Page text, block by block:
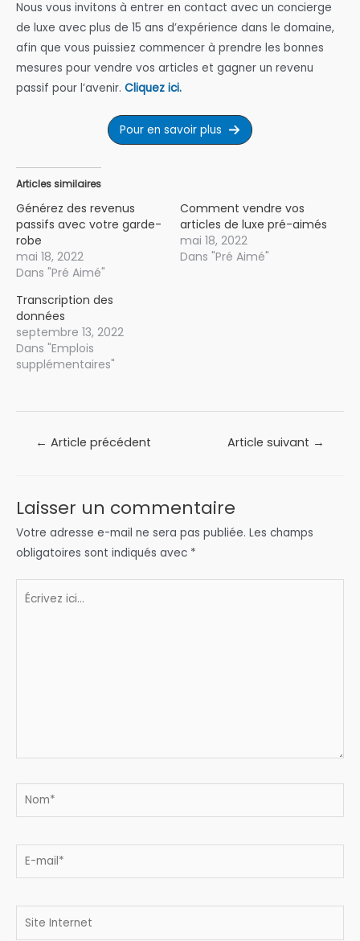
Nous vous invitons à entrer en contact avec un concierge
de luxe avec plus de 15 ans d’expérience dans le domaine,
afin que vous puissiez commencer à prendre les bonnes
mesures pour vendre vos articles et gagner un revenu
passif pour l’avenir. Cliquez ici.
Pour en savoir plus
Articles similaires
Générez des revenus
passifs avec votre garde-
robe
mai 18, 2022
Dans "Pré Aimé"
Comment vendre vos
articles de luxe pré-aimés
mai 18, 2022
Dans "Pré Aimé"
Transcription des
données
septembre 13, 2022
Dans "Emplois
supplémentaires"
Navigation
← Article précédent Article suivant →
Laisser un commentaire
Votre adresse e-mail ne sera pas publiée. Les champs
obligatoires sont indiqués avec *
Écrivez
Nom*
E-
mail*
Site